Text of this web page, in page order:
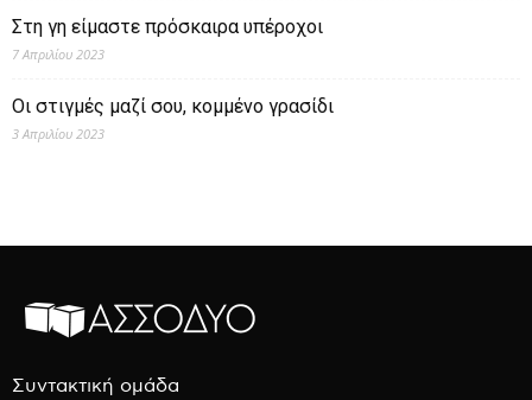
Στη γη είμαστε πρόσκαιρα υπέροχοι
7 Απριλίου 2023
Οι στιγμές μαζί σου, κομμένο γρασίδι
3 Απριλίου 2023
Συντακτική ομάδα